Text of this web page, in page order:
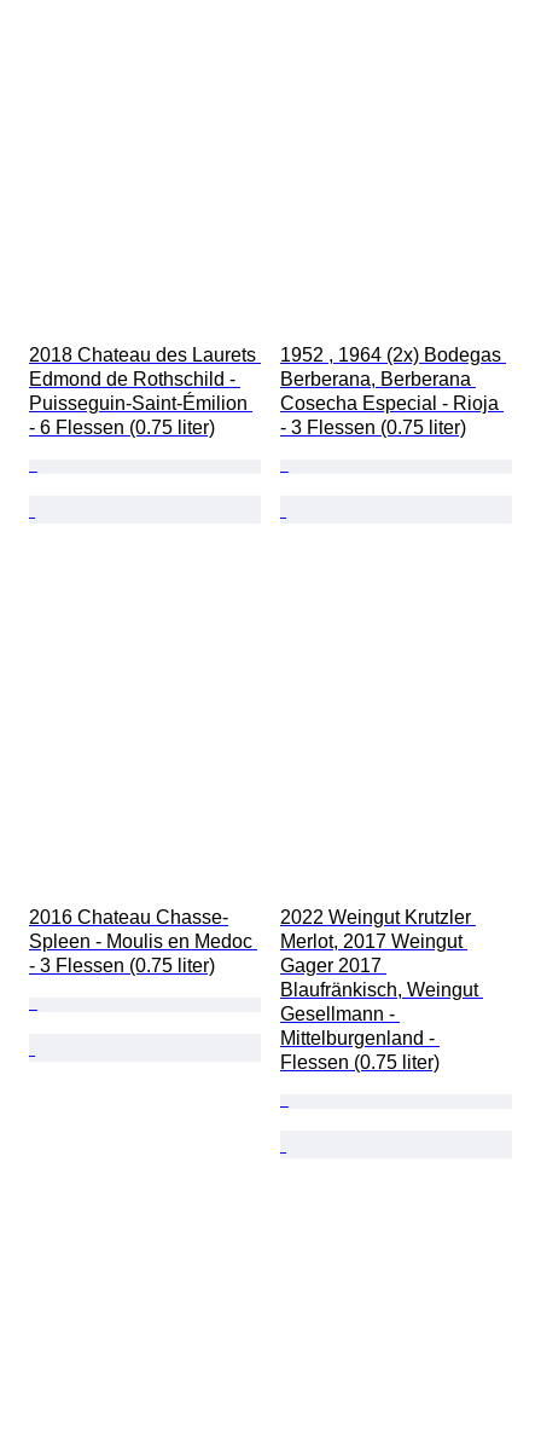
2018 Chateau des Laurets
Edmond de Rothschild -
Puisseguin-Saint-Émilion
- 6 Flessen (0.75 liter)
1952 , 1964 (2x) Bodegas
Berberana, Berberana
Cosecha Especial - Rioja
- 3 Flessen (0.75 liter)
2016 Chateau Chasse-
Spleen - Moulis en Medoc
- 3 Flessen (0.75 liter)
2022 Weingut Krutzler
Merlot, 2017 Weingut
Gager 2017
Blaufränkisch, Weingut
Gesellmann -
Mittelburgenland -
Flessen (0.75 liter)